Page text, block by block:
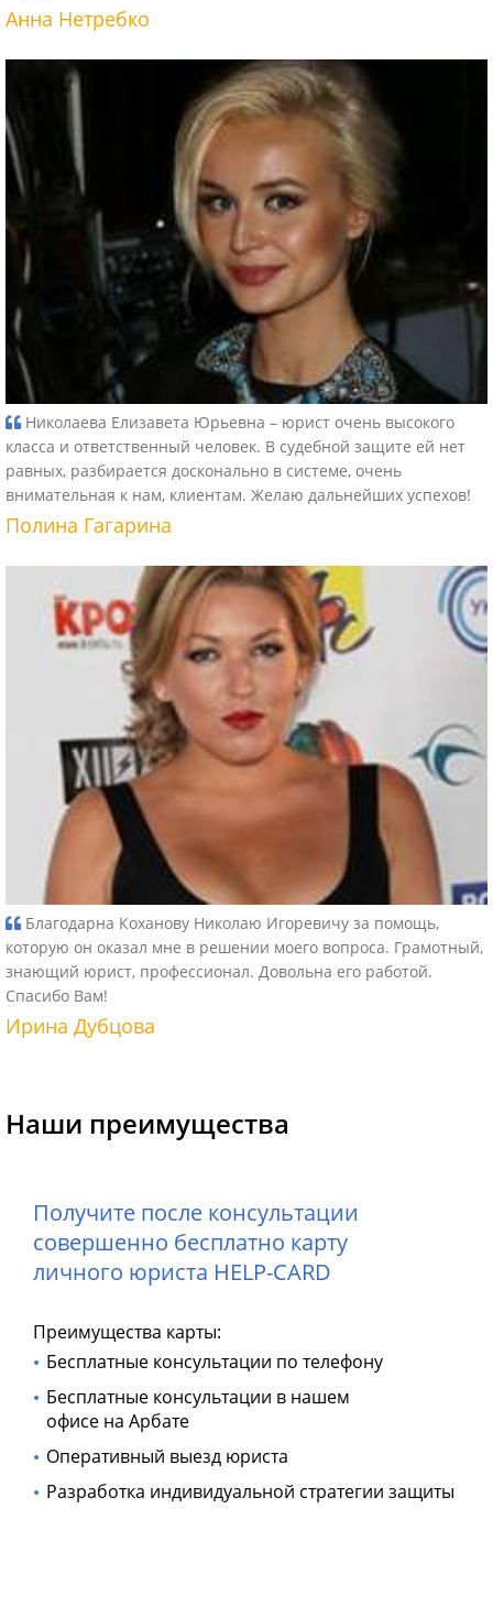
Анна Нетребко
Николаева Елизавета Юрьевна – юрист очень высокого
класса и ответственный человек. В судебной защите ей нет
равных, разбирается досконально в системе, очень
внимательная к нам, клиентам. Желаю дальнейших успехов!
Полина Гагарина
Благодарна Коханову Николаю Игоревичу за помощь,
которую он оказал мне в решении моего вопроса. Грамотный,
знающий юрист, профессионал. Довольна его работой.
Спасибо Вам!
Ирина Дубцова
Наши преимущества
Получите после консультации
совершенно бесплатно карту
личного юриста HELP-CARD
Преимущества карты:
Бесплатные консультации по телефону
Бесплатные консультации в нашем
офисе на Арбате
Оперативный выезд юриста
Разработка индивидуальной стратегии защиты